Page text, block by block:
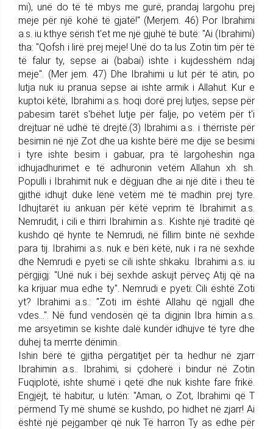
mi), unë do të të mbys me gurë, prandaj largohu prej
meje për një kohë të gjatë!" (Merjem. 46) Por Ibrahimi
a.s. iu kthye sërish t'et me një gjuhë të butë: "Ai (Ibrahimi)
tha: "Qofsh i lirë prej meje! Unë do ta lus Zotin tim për të
të falur ty, sepse ai (babai) ishte i kujdesshëm ndaj
meje". (Mer jem. 47) Dhe Ibrahimi u lut për të atin, po
lutja nuk iu pranua sepse ai ishte armik i Allahut. Kur e
kuptoi këtë, Ibrahimi a.s. hoqi dorë prej lutjes, sepse për
pabesim tarët s'bëhet lutje për falje, po vetëm për t'i
drejtuar në udhë të drejtë.(3) Ibrahimi a.s. i thërriste për
besimin në një Zot dhe ua kishte bërë me dije se besimi
i tyre ishte besim i gabuar, pra të largoheshin nga
idhujadhurimet e të adhuronin vetëm Allahun xh. sh.
Populli i Ibrahimit nuk e dëgjuan dhe ai një ditë i theu të
gjithë idhujt duke lënë vetëm më të madhin prej tyre.
Idhujtarët iu ankuan për këtë veprim të Ibrahimit a.s.
Nemrudit, i cili e thirri Ibrahimin a.s.. Kishte një traditë që
kushdo që hynte te Nemrudi, në fillim binte në sexhde
para tij. Ibrahimi a.s. nuk e bëri këtë, nuk i ra në sexhde
dhe Nemrudi e pyeti se cili ishte shkaku. Ibrahimi a.s. iu
përgjigj: "Unë nuk i bëj sexhde askujt përveç Atij që na
ka krijuar mua edhe ty". Nemrudi e pyeti: Cili është Zoti
yt? Ibrahimi a.s.: "Zoti im është Allahu që ngjall dhe
vdes…". Në fund vendosën që ta digjnin Ibra himin a.s.
me arsyetimin se kishte dalë kundër idhujve të tyre dhe
duhej ta merrte dënimin.
Ishin bërë të gjitha përgatitjet për ta hedhur në zjarr
Ibrahimin a.s.. Ibrahimi, si çdoherë i bindur në Zotin
Fuqiplotë, ishte shumë i qetë dhe nuk kishte fare frikë.
Engjëjt, të habitur, u lutën: "Aman, o Zot, Ibrahimi që T
përmend Ty më shumë se kushdo, po hidhet në zjarr! Ai
është një pejgamber që nuk Të harron Ty as edhe për